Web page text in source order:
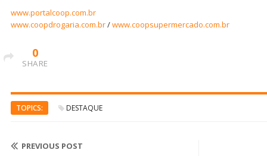
www.portalcoop.com.br
www.coopdrogaria.com.br/www.coopsupermercado.com.br
0
SHARE
TOPICS: DESTAQUE
PREVIOUS POST